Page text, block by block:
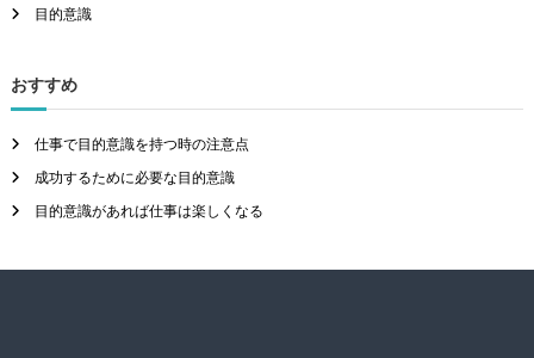
目的意識
おすすめ
仕事で目的意識を持つ時の注意点
成功するために必要な目的意識
目的意識があれば仕事は楽しくなる